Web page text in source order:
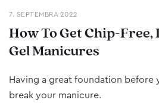
7. SEPTEMBRA 2022
How To Get Chip-
Gel Manicures
Having a great foundation before
break your manicure.